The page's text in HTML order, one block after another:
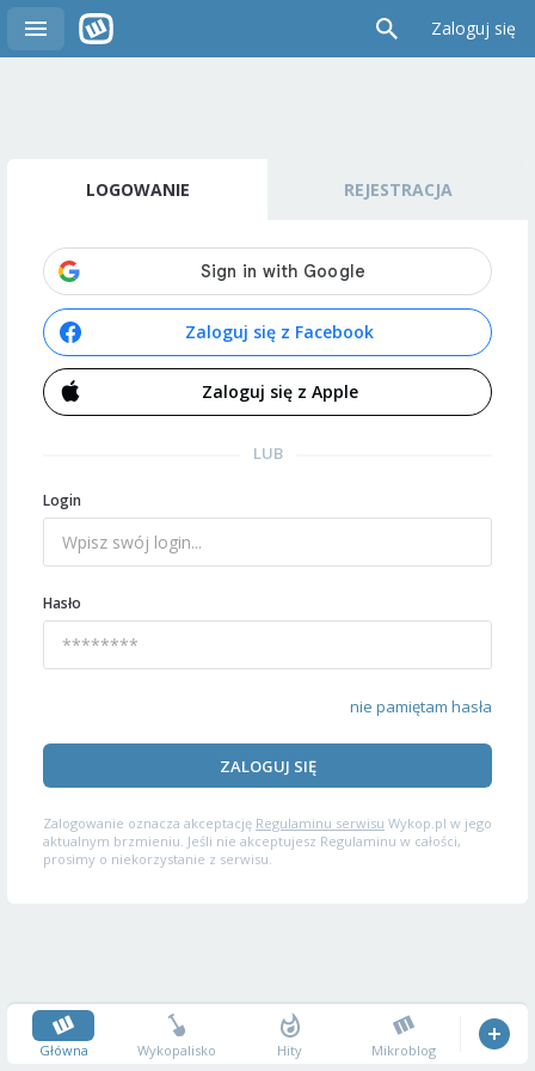
Zaloguj się
LOGOWANIE REJESTRACJA
Zaloguj się z Facebook
Zaloguj się z Apple
LUB
Login
Hasło
nie pamiętam hasła
ZALOGUJ SIĘ
Zalogowanie oznacza akceptację Regulaminu serwisu Wykop.pl w jego
aktualnym brzmieniu. Jeśli nie akceptujesz Regulaminu w całości,
prosimy o niekorzystanie z serwisu.
Główna Wykopalisko Hity Mikroblog